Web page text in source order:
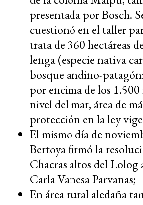
presentada por Bosch.
cuestionó en el taller
trata de 360 hectáreas
lenga (especie nativa
bosque andino-
por encima de los
nivel del mar, área de
protección en la ley
El mismo día de
Bertoya firmó la
Chacras altos del Lolog
Carla Vanesa Parvanas;
En área rural aledaña